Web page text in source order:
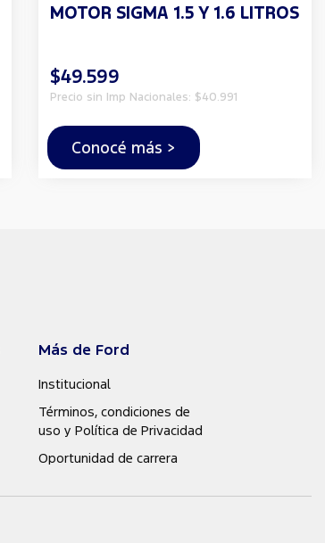
MOTOR SIGMA 1.5 Y 1.6 LITROS
$49.599
Precio sin Imp Nacionales: $40.991
Conocé más >
Más de Ford
Institucional
Términos, condiciones de
uso y Política de Privacidad
Oportunidad de carrera